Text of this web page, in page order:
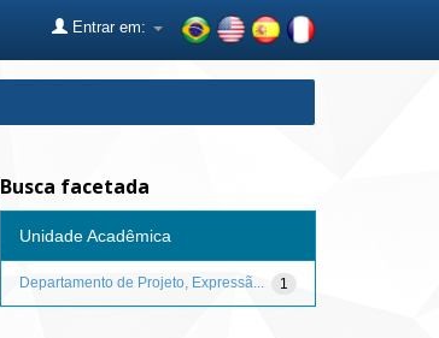
Entrar em:
Busca facetada
Unidade Acadêmica
1
Departamento de Projeto, Expressã...